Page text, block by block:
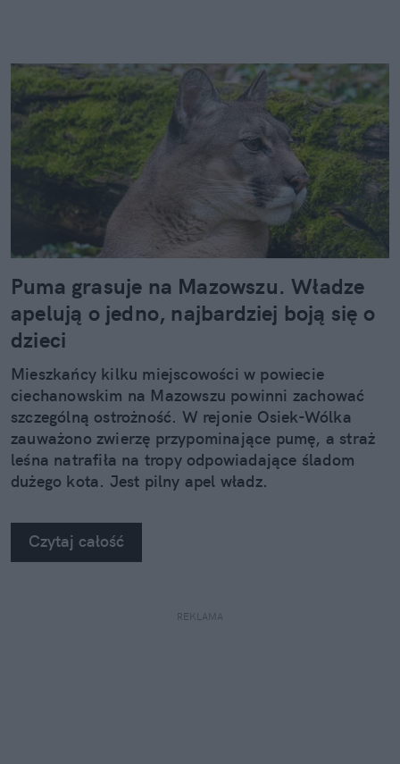
Puma grasuje na Mazowszu. Władze
apelują o jedno, najbardziej boją się o
dzieci
Mieszkańcy kilku miejscowości w powiecie
ciechanowskim na Mazowszu powinni zachować
szczególną ostrożność. W rejonie Osiek-Wólka
zauważono zwierzę przypominające pumę, a straż
leśna natrafiła na tropy odpowiadające śladom
dużego kota. Jest pilny apel władz.
Czytaj całość
REKLAMA